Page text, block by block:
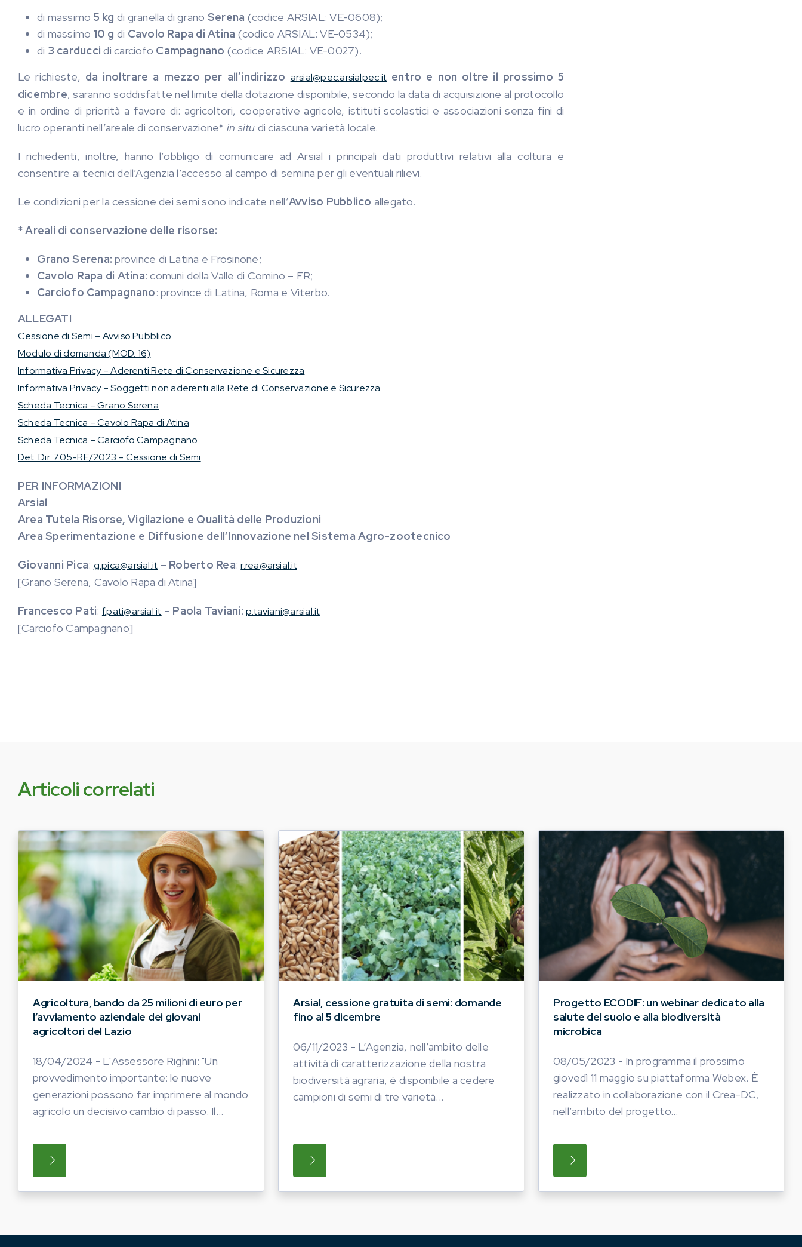
di massimo 5 kg di granella di grano Serena (codice ARSIAL: VE-0608);
di massimo 10 g di Cavolo Rapa di Atina (codice ARSIAL: VE-0534);
di 3 carducci di carciofo Campagnano (codice ARSIAL: VE-0027).
Le richieste, da inoltrare a mezzo per all’indirizzo arsial@pec.arsialpec.it entro e non oltre il prossimo 5
dicembre, saranno soddisfatte nel limite della dotazione disponibile, secondo la data di acquisizione al protocollo
e in ordine di priorità a favore di: agricoltori, cooperative agricole, istituti scolastici e associazioni senza fini di
lucro operanti nell’areale di conservazione* in situ di ciascuna varietà locale.
I richiedenti, inoltre, hanno l’obbligo di comunicare ad Arsial i principali dati produttivi relativi alla coltura e
consentire ai tecnici dell’Agenzia l’accesso al campo di semina per gli eventuali rilievi.
Le condizioni per la cessione dei semi sono indicate nell’Avviso Pubblico allegato.
*Areali di conservazione delle risorse:
Grano Serena: province di Latina e Frosinone;
Cavolo Rapa di Atina: comuni della Valle di Comino – FR;
Carciofo Campagnano: province di Latina, Roma e Viterbo.
ALLEGATI
Cessione di Semi – Avviso Pubblico
Modulo di domanda (MOD. 16)
Informativa Privacy – Aderenti Rete di Conservazione e Sicurezza
Informativa Privacy – Soggetti non aderenti alla Rete di Conservazione e Sicurezza
Scheda Tecnica – Grano Serena
Scheda Tecnica – Cavolo Rapa di Atina
Scheda Tecnica – Carciofo Campagnano
Det. Dir. 705-RE/2023 – Cessione di Semi
PER INFORMAZIONI
Arsial
Area Tutela Risorse, Vigilazione e Qualità delle Produzioni
Area Sperimentazione e Diffusione dell’Innovazione nel Sistema Agro-zootecnico
Giovanni Pica: g.pica@arsial.it – Roberto Rea:r.rea@arsial.it
[Grano Serena, Cavolo Rapa di Atina]
Francesco Pati: f.pati@arsial.it – Paola Taviani:p.taviani@arsial.it
[Carciofo Campagnano]
Articoli correlati
Agricoltura, bando da 25 milioni di euro per
l’avviamento aziendale dei giovani
agricoltori del Lazio
18/04/2024 - L'Assessore Righini: "Un
provvedimento importante: le nuove
generazioni possono far imprimere al mondo
agricolo un decisivo cambio di passo. Il...
SU L'ASSESSORE RIGHINI: "UN PROVVEDIMENTO IMPORTANTE: LE NUOVE GENERAZIONI POSSONO FAR IMPRIMERE AL MONDO AGRICOLO UN
Arsial, cessione gratuita di semi: domande
fino al 5 dicembre
06/11/2023 - L’Agenzia, nell’ambito delle
attività di caratterizzazione della nostra
biodiversità agraria, è disponibile a cedere
campioni di semi di tre varietà...
SU L’AGENZIA, NELL’AMBITO DELLE ATTIVITÀ DI CARATTERIZZAZIONE DELLA NOSTRA
Progetto ECODIF: un webinar dedicato alla
salute del suolo e alla biodiversità
microbica
08/05/2023 - In programma il prossimo
giovedì 11 maggio su piattaforma Webex. È
realizzato in collaborazione con il Crea-DC,
nell’ambito del progetto...
SU IN PROGRAMMA IL PROSSIMO GIOVEDÌ